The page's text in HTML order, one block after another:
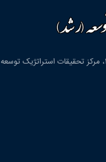
قم، شهرک پردیسان، بلوار دانشگاه، بلوار شهید مولوی، کوچه دوم، پلاک ۱۳، مرکز تحقیقات استراتژیک توسعه